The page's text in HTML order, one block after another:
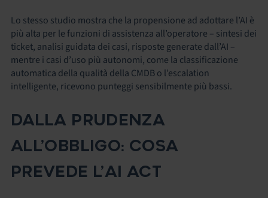
Lo stesso studio mostra che la propensione ad adottare l’AI è
più alta per le funzioni di assistenza all’operatore – sintesi dei
ticket, analisi guidata dei casi, risposte generate dall’AI –
mentre i casi d’uso più autonomi, come la classificazione
automatica della qualità della CMDB o l’escalation
intelligente, ricevono punteggi sensibilmente più bassi.
DALLA PRUDENZA
ALL’OBBLIGO: COSA
PREVEDE L’AI ACT